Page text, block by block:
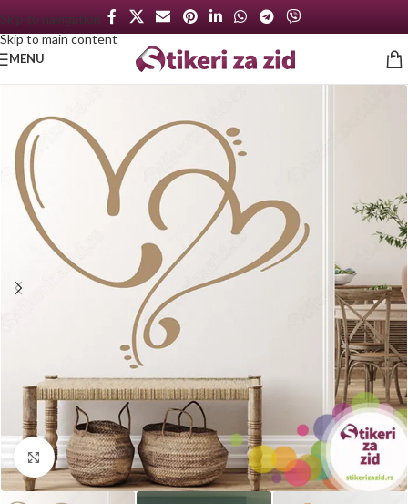
Skip to navigation
Skip to main content
MENU
Kliknite za uvećanje